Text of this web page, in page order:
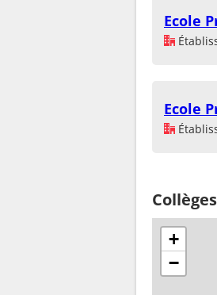
Ecole
Ecole
+
−